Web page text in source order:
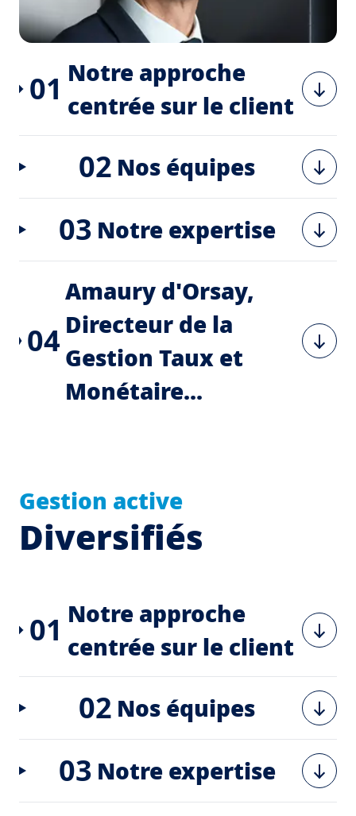
01 Notre approche
centrée sur le client
02 Nos équipes
03 Notre expertise
04
Amaury d'Orsay,
Directeur de la
Gestion Taux et
Monétaire...
Gestion active
Diversifiés
01 Notre approche
centrée sur le client
02 Nos équipes
03 Notre expertise